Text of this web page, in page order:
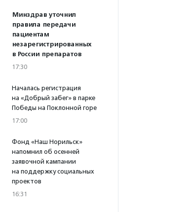
Минздрав уточнил
правила передачи
пациентам
незарегистрированных
в России препаратов
17:30
Началась регистрация
на «Добрый забег» в парке
Победы на Поклонной горе
17:00
Фонд «Наш Норильск»
напомнил об осенней
заявочной кампании
на поддержку социальных
проектов
16:31